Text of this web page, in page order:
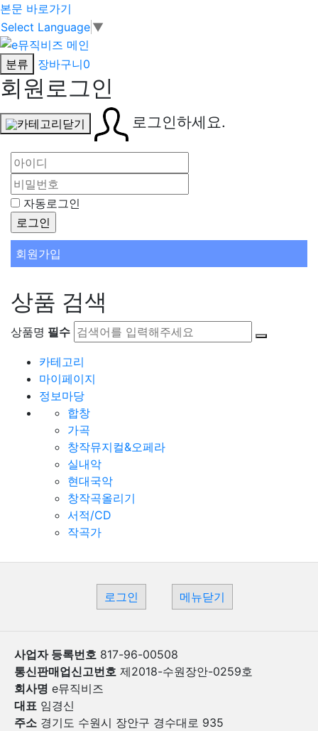
본문 바로가기
Select Language ▼
분류 장바구니0
회원로그인
카테고리닫기 로그인하세요.
자동로그인
회원가입
상품 검색
상품명 필수
카테고리
마이페이지
정보마당
합창
가곡
창작뮤지컬&오페라
실내악
현대국악
창작곡올리기
서적/CD
작곡가
로그인 메뉴닫기
사업자 등록번호 817-96-00508
통신판매업신고번호 제2018-수원장안-0259호
회사명 e뮤직비즈
대표 임경신
주소 경기도 수원시 장안구 경수대로 935